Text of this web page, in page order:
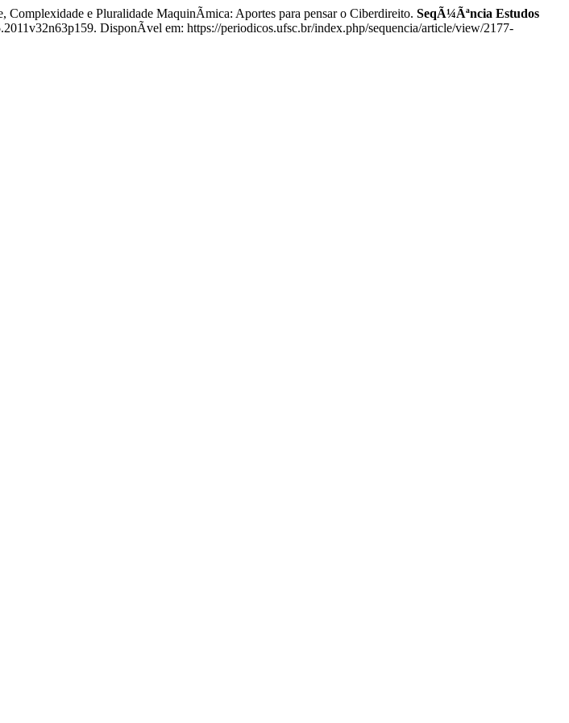
e Pluralidade MaquinÃ­mica: Aportes para pensar o Ciberdireito. SeqÃ¼Ãªncia Estudos
DisponÃ­vel em: https://periodicos.ufsc.br/index.php/sequencia/article/view/2177-